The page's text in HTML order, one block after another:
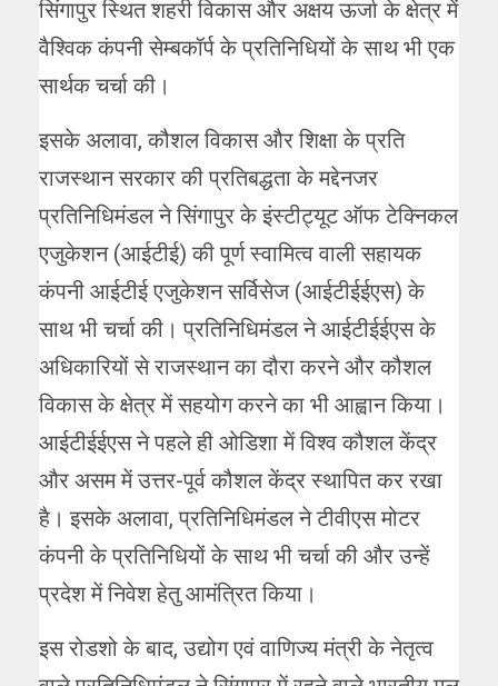
सिंगापुर स्थित शहरी विकास और अक्षय ऊर्जा के क्षेत्र में
वैश्विक कंपनी सेम्बकॉर्प के प्रतिनिधियों के साथ भी एक
सार्थक चर्चा की।
इसके अलावा, कौशल विकास और शिक्षा के प्रति
राजस्थान सरकार की प्रतिबद्धता के मद्देनजर
प्रतिनिधिमंडल ने सिंगापुर के इंस्टीट्यूट ऑफ टेक्निकल
एजुकेशन (आईटीई) की पूर्ण स्वामित्व वाली सहायक
कंपनी आईटीई एजुकेशन सर्विसेज (आईटीईईएस) के
साथ भी चर्चा की। प्रतिनिधिमंडल ने आईटीईईएस के
अधिकारियों से राजस्थान का दौरा करने और कौशल
विकास के क्षेत्र में सहयोग करने का भी आह्वान किया।
आईटीईईएस ने पहले ही ओडिशा में विश्व कौशल केंद्र
और असम में उत्तर-पूर्व कौशल केंद्र स्थापित कर रखा
है। इसके अलावा, प्रतिनिधिमंडल ने टीवीएस मोटर
कंपनी के प्रतिनिधियों के साथ भी चर्चा की और उन्हें
प्रदेश में निवेश हेतु आमंत्रित किया।
इस रोडशो के बाद, उद्योग एवं वाणिज्य मंत्री के नेतृत्व